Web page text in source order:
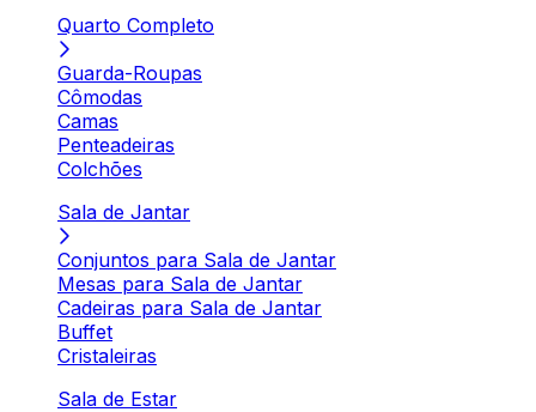
Quarto Completo
Guarda-Roupas
Cômodas
Camas
Penteadeiras
Colchões
Sala de Jantar
Conjuntos para Sala de Jantar
Mesas para Sala de Jantar
Cadeiras para Sala de Jantar
Buffet
Cristaleiras
Sala de Estar